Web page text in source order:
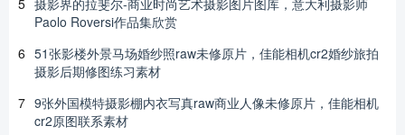
5 摄影界的拉斐尔-商业时尚艺术摄影图片图库，意大利摄影师
Paolo Roversi作品集欣赏
6 51张影楼外景马场婚纱照raw未修原片，佳能相机cr2婚纱旅拍
摄影后期修图练习素材
7 9张外国模特摄影棚内衣写真raw商业人像未修原片，佳能相机
cr2原图联系素材